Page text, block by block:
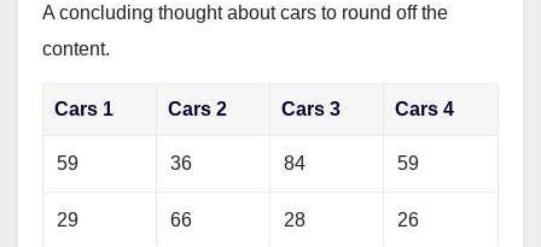
A concluding thought about cars to round off the
content.
Cars 1 Cars 2 Cars 3 Cars 4
59 36 84 59
29 66 28 26